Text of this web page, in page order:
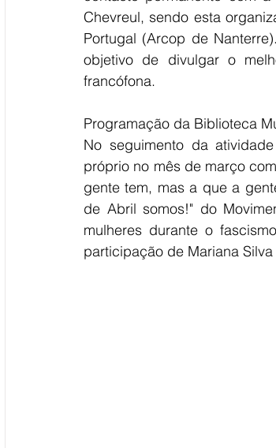
Chevreul, sendo esta
Portugal (Arcop de
objetivo de divulgar o
francófona.
Programação da Biblioteca
No seguimento da
próprio no mês de março
gente tem, mas a que a
de Abril somos!" do
mulheres durante o
participação de Mariana